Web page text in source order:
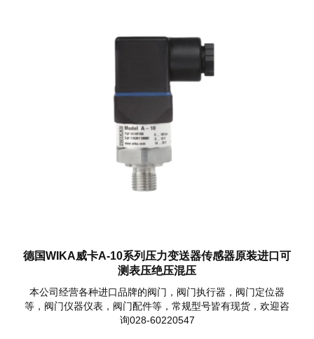
德国WIKA威卡A-10系列压力变送器传感器原装进口可
测表压绝压混压
本公司经营各种进口品牌的阀门，阀门执行器，阀门定位器
等，阀门仪器仪表，阀门配件等，常规型号皆有现货，欢迎咨
询028-60220547